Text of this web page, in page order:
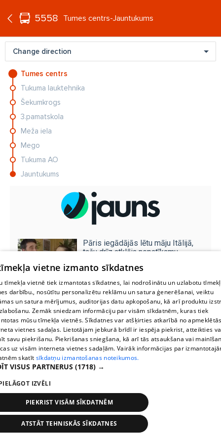
EN
5558 Tumes centrs-Jauntukums
Change direction
Tumes centrs
Tukuma lauktehnika
Šekumkrogs
3.pamatskola
Meža iela
Mego
Tukuma AO
Jauntukums
Pāris iegādājās lētu māju Itālijā,
taču drīz atklāja nepatīkamu
Norvēģijā daudzbērnu māte
nonāk aiz restēm jaundzimušā
dēla vārda dēļ
Stops Times
vietne izmanto sīkdatnes
tīmekļa vietnē tiek izmantotas sīkdatnes, lai nodrošinātu un uzlabotu
darbību., nosūtītu personalizētu reklāmu un satura ģenerēšanai, veiktu
un satura mērījumus, auditorijas datu apkopošanu, kā arī produktu
Zemāk sniedzam informāciju par visām sīkdatnēm, kuras tiek
mūsu tīmekļa vietnēs. Sīkdatnes var atšķirties atkarībā no
vietnes sadaļas. Lietotājam jebkurā brīdī ir iespēja piekrist, atteikties
savu piekrišanu. Piekrišanas sniegšana, kā arī tās atsaukšana vai
uz visām interneta vietnes sadaļām. Vairāk informācijas par
skatīt sīkdatņu izmantošanas noteikumos.
VISUS PARTNERUS (1718) →
IZVĒLI
PIEKRIST VISĀM SĪKDATNĒM
ATSTĀT TEHNISKĀS SĪKDATNES